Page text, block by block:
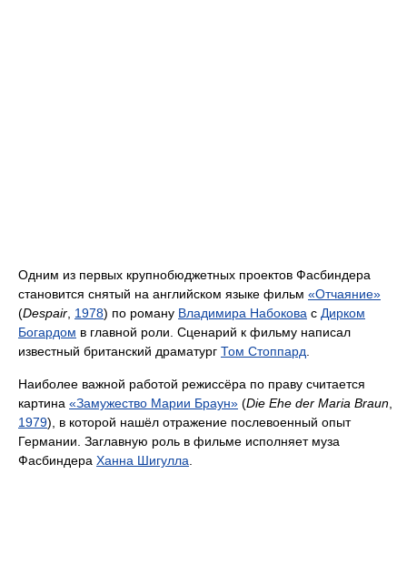
Одним из первых крупнобюджетных проектов Фасбиндера
становится снятый на английском языке фильм «Отчаяние»
(Despair 1978) по роману Владимира Набокова с Дирком
Богардом в главной роли. Сценарий к фильму написал
известный британский драматург Том Стоппард
Наиболее важной работой режиссёра по праву считается
картина «Замужество Марии Браун» (Die Ehe der Maria Braun
1979), в которой нашёл отражение послевоенный опыт
Германии. Заглавную роль в фильме исполняет муза
Фасбиндера Ханна Шигулла